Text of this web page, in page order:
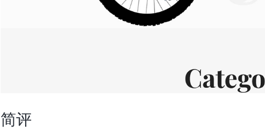
简评